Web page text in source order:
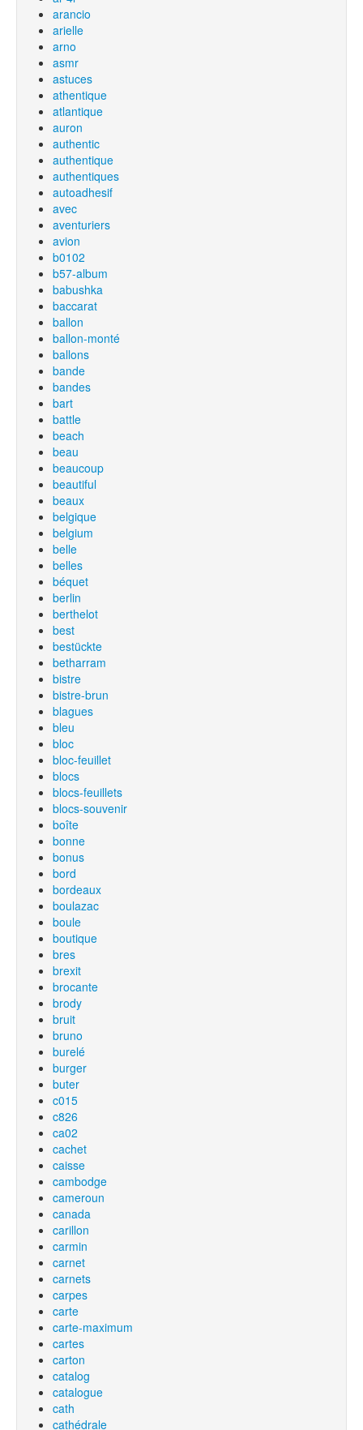
arancio
arielle
arno
asmr
astuces
athentique
atlantique
auron
authentic
authentique
authentiques
autoadhesif
avec
aventuriers
avion
b0102
b57-album
babushka
baccarat
ballon
ballon-monté
ballons
bande
bandes
bart
battle
beach
beau
beaucoup
beautiful
beaux
belgique
belgium
belle
belles
béquet
berlin
berthelot
best
bestückte
betharram
bistre
bistre-brun
blagues
bleu
bloc
bloc-feuillet
blocs
blocs-feuillets
blocs-souvenir
boîte
bonne
bonus
bord
bordeaux
boulazac
boule
boutique
bres
brexit
brocante
brody
bruit
bruno
burelé
burger
buter
c015
c826
ca02
cachet
caisse
cambodge
cameroun
canada
carillon
carmin
carnet
carnets
carpes
carte
carte-maximum
cartes
carton
catalog
catalogue
cath
cathédrale